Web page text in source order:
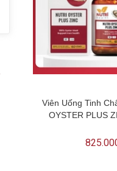
Viên Uống Tinh
OYSTER PLUS